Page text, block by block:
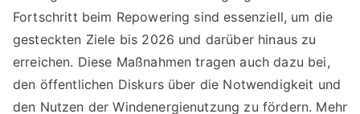
Fortschritt beim Repowering sind essenziell, um die
gesteckten Ziele bis 2026 und darüber hinaus zu
erreichen. Diese Maßnahmen tragen auch dazu bei,
den öffentlichen Diskurs über die Notwendigkeit und
den Nutzen der Windenergienutzung zu fördern. Mehr